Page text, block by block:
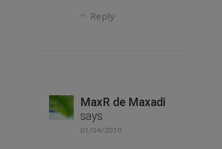
Reply
MaxR de Maxadi
says
01/04/2010